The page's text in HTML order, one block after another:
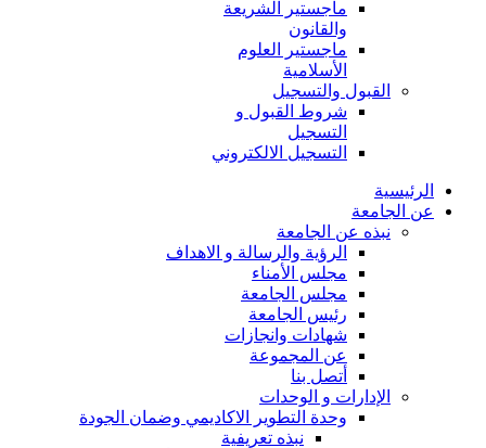
ماجستير الشريعة
والقانون
ماجستير العلوم
الأسلامية
القبول والتسجيل
شروط القبول و
التسجيل
التسجيل الالكتروني
الرئيسية
عن الجامعة
نبذه عن الجامعة
الرؤية والرسالة و الاهداف
مجلس الأمناء
مجلس الجامعة
رئيس الجامعة
شهادات وانجازات
عن المجموعة
أتصل بنا
الإدارات و الوحدات
وحدة التطوير الاكاديمي وضمان الجودة
نبذه تعريفية